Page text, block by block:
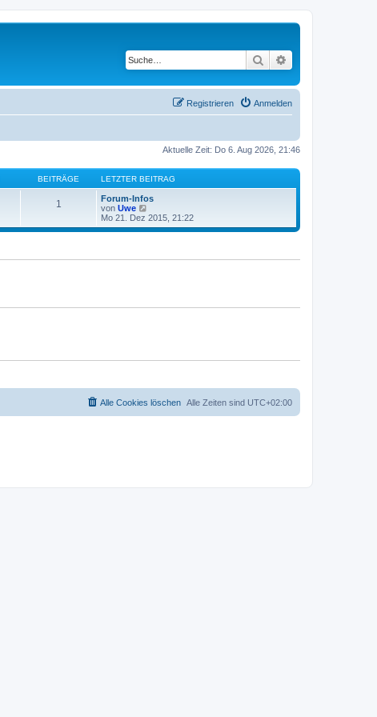
Suche
Anmelden
Registrieren
Aktuelle Zeit: Do 6. Aug 2026, 21:46
BEITRÄGE LETZTER BEITRAG
1
Forum-Infos
von Uwe
e
u
Mo 21. Dez 2015, 21:22
Alle Zeiten sind UTC+02:00
Alle Cookies löschen